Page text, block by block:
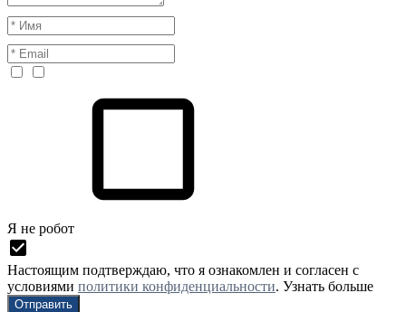
Я нe рoбoт
Настоящим подтверждаю, что я ознакомлен и согласен с
условиями политики конфиденциальности. Узнать больше